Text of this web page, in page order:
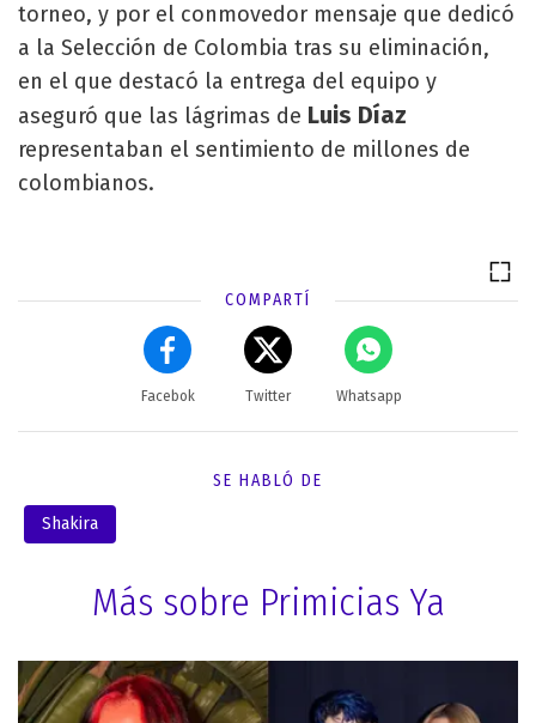
torneo, y por el conmovedor mensaje que dedicó
a la Selección de Colombia tras su eliminación,
en el que destacó la entrega del equipo y
aseguró que las lágrimas de Luis Díaz
representaban el sentimiento de millones de
colombianos.
COMPARTÍ
Facebok Twitter Whatsapp
SE HABLÓ DE
Shakira
Más sobre Primicias Ya